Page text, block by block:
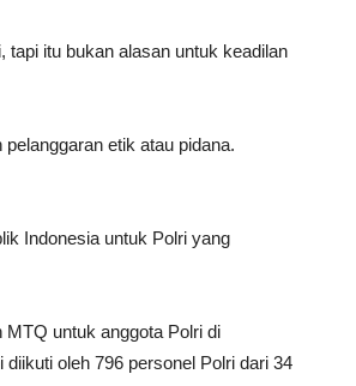
tapi itu bukan alasan untuk keadilan
etik atau pidana.
Indonesia untuk Polri yang
untuk anggota Polri di
oleh 796 personel Polri dari 34